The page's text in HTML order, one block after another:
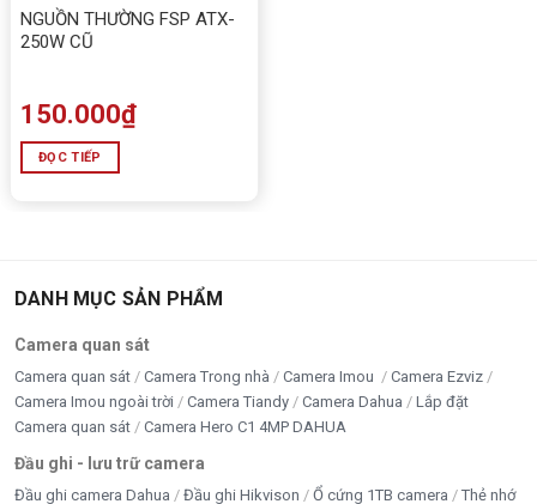
NGUỒN THƯỜNG FSP ATX-
250W CŨ
150.000₫
ĐỌC TIẾP
DANH MỤC SẢN PHẨM
Camera quan sát
Camera quan sát Camera Trong nhà Camera Imou
Camera Ezviz
Camera Imou ngoài trời
Camera Tiandy Camera Dahua
Lắp đặt
Camera quan sát
Camera Hero C1 4MP DAHUA
Đầu ghi - lưu trữ camera
Đầu ghi camera Dahua Đầu ghi Hikvison Ổ cứng 1TB camera
Thẻ nhớ